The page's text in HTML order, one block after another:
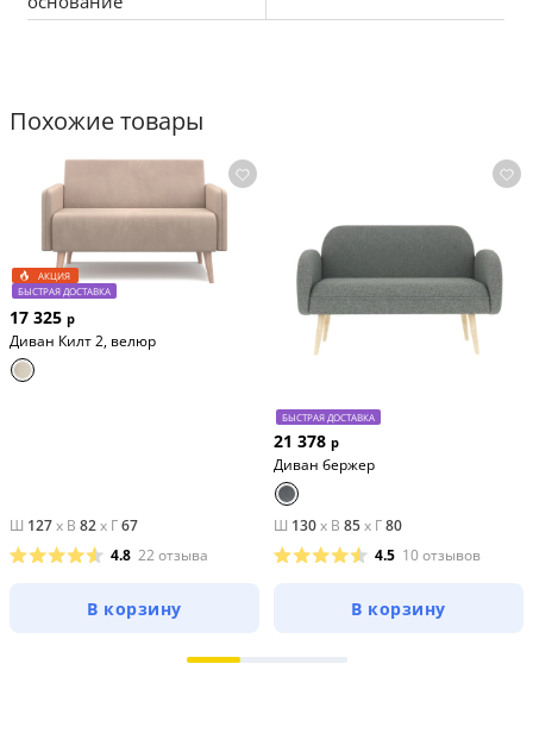
Похожие товары
АКЦИЯ
БЫСТРАЯ ДОСТАВКА
17 325 р
Диван Килт 2, велюр
Ш 127x В 82x Г67
4.8 22 отзыва
В корзину
БЫСТРАЯ ДОСТАВКА
21 378 р
Диван бержер
Ш 130x В 85x Г80
4.5 10 отзывов
В корзину